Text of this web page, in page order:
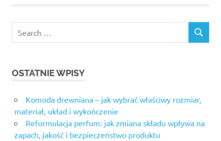
OSTATNIE WPISY
Komoda drewniana – jak wybrać właściwy rozmiar,
materiał, układ i wykończenie
Reformulacja perfum: jak zmiana składu wpływa na
zapach, jakość i bezpieczeństwo produktu